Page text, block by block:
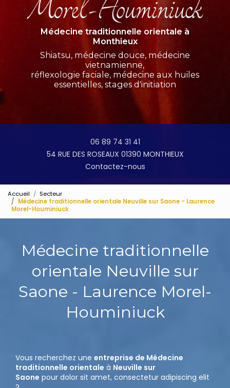
Médecine traditionnelle orientale à
Monthieux
Shiatsu, médecine douce, médecine
vietnamienne,
réflexologie faciale, médecine aux huiles
essentielles, stages d'initiation
06 89 74 31 41
54 RUE DES ROSEAUX 01390 MONTHIEUX
Contactez-nous
Accueil
Secteur
Médecine traditionnelle orientale Neuville sur Saone - Laurence
Morel-Houminiuck
Médecine traditionnelle
orientale Neuville sur
Saone - Laurence Morel-
Houminiuck
Vous recherchez une entreprise de Médecine
traditionnelle orientale à Neuville sur
Saone pour dolor sit amet, consectetur adipiscing elit